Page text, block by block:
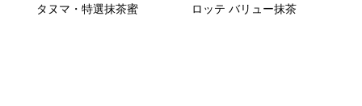
タヌマ・特選抹茶蜜 ロッテ バリュー抹茶